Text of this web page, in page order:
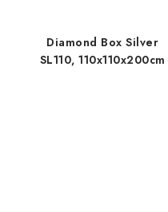
Diamond Box Silver
SL110, 110x110x200cm